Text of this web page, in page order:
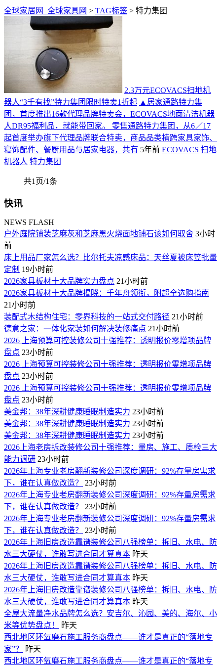
全球家居网_全球家具网 > TAG标签 > 特力集团
2.3万元ECOVACS扫地机
器人“3千有找”特力集团限时特卖1折起 ▲居家通路特力集
团，首度推出16款代理品牌特卖会，ECOVACS地面清洁机器
人DR95福利品，就能带回家。 零售通路特力集团，从6／17
起首度举办旗下代理品牌联合特卖，商品品类横跨家具家饰、
寝饰配件、餐厨用品与居家电器，共有 5年前 ECOVACS 扫地
机器人 特力集团
共1页/1条
快讯
NEWS FLASH
户外庭院铺装芝麻灰和芝麻黑火烧面地铺石该如何取舍 3小时
前
床上用品厂家怎么选？比尔托夫凉感床品：天丝夏被床笠批量
定制 19小时前
2026家具板材十大品牌实力盘点 21小时前
2026家具板材十大品牌揭晓：千年舟领衔，附超全选购指南
21小时前
装配式木结构住宅：零界科技的一站式交付路径 21小时前
德意之家：一体化家装如何解决装修痛点 21小时前
2026 上海预算可控装修公司十强推荐：透明报价零增项品牌
盘点 23小时前
2026 上海预算可控装修公司十强推荐：透明报价零增项品牌
盘点 23小时前
2026 上海预算可控装修公司十强推荐：透明报价零增项品牌
盘点 23小时前
美金邦：38年深耕健康睡眠制造实力 23小时前
美金邦：38年深耕健康睡眠制造实力 23小时前
美金邦：38年深耕健康睡眠制造实力 23小时前
2026上海老房拆改装修公司十强推荐：量房、施工、质检三大
能力调研 23小时前
2026年上海专业老房翻新装修公司深度调研：92%存量房需求
下，谁在认真做改造？
23小时前
2026年上海专业老房翻新装修公司深度调研：92%存量房需求
下，谁在认真做改造？
23小时前
2026年上海专业老房翻新装修公司深度调研：92%存量房需求
下，谁在认真做改造？
23小时前
2026年上海旧房改造靠谱装修公司八强榜单：拆旧、水电、防
水三大硬仗，谁敢写进合同才算真本 昨天
2026年上海旧房改造靠谱装修公司八强榜单：拆旧、水电、防
水三大硬仗，谁敢写进合同才算真本 昨天
2026年上海旧房改造靠谱装修公司八强榜单：拆旧、水电、防
水三大硬仗，谁敢写进合同才算真本 昨天
全屋大流量净水品牌怎么选？安吉尔、沁园、美的、海尔、小
米等优势盘点！
昨天
西北地区环氧磨石施工服务商盘点——谁才是真正的“落地专
家”？
昨天
西北地区环氧磨石施工服务商盘点——谁才是真正的“落地专